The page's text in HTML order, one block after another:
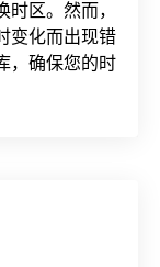
区。然而，
变化而出现错
，确保您的时